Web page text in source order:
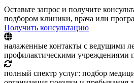
Оставьте запрос и получите
подбором клиники, врача или
Получить консультацию
налаженные контакты с ведущими
профилактическими учреждениями
полный спектр услуг: подбор